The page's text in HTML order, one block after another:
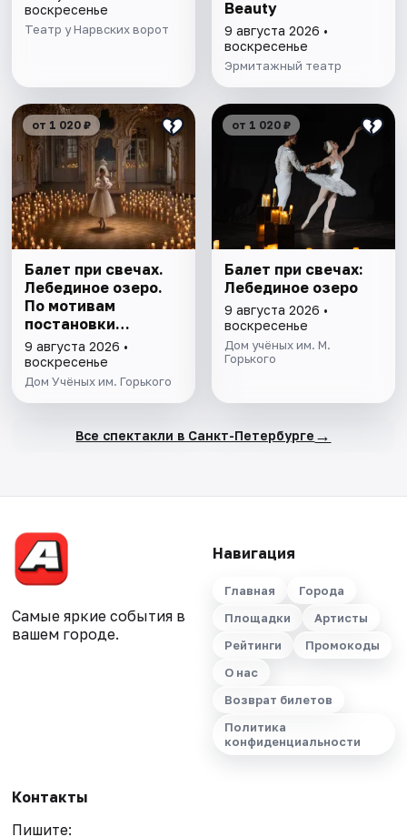
воскресенье
Театр у Нарвских ворот
Beauty
9 августа 2026 •
воскресенье
Эрмитажный театр
от 1 020 ₽
Балет при свечах.
Лебединое озеро.
По мотивам
постановки
Мариуса Петипа
9 августа 2026 •
воскресенье
Дом Учёных им. Горького
от 1 020 ₽
Балет при свечах:
Лебединое озеро
9 августа 2026 •
воскресенье
Дом учёных им. М.
Горького
Все спектакли в Санкт-Петербурге →
Самые яркие события в
вашем городе.
Навигация
Главная
Города
Площадки
Артисты
Рейтинги
Промокоды
О нас
Возврат билетов
Политика
конфиденциальности
Контакты
Пишите: